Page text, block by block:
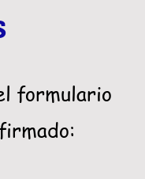
formulario